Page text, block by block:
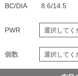
BC/DIA 8.6/14.5
PWR
個数